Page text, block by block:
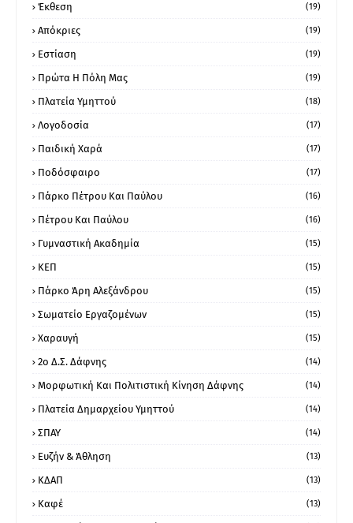
Έκθεση (19)
Απόκριες (19)
Εστίαση (19)
Πρώτα Η Πόλη Μας (19)
Πλατεία Υμηττού (18)
Λογοδοσία (17)
Παιδική Χαρά (17)
Ποδόσφαιρο (17)
Πάρκο Πέτρου Και Παύλου (16)
Πέτρου Και Παύλου (16)
Γυμναστική Ακαδημία (15)
ΚΕΠ (15)
Πάρκο Άρη Αλεξάνδρου (15)
Σωματείο Εργαζομένων (15)
Χαραυγή (15)
2ο Δ.Σ. Δάφνης (14)
Μορφωτική Και Πολιτιστική Κίνηση Δάφνης (14)
Πλατεία Δημαρχείου Υμηττού (14)
ΣΠΑΥ (14)
Ευζήν & Άθληση (13)
ΚΔΑΠ (13)
Καφέ (13)